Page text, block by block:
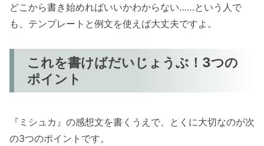
どこから書き始めればいいかわからない……という人で
も、テンプレートと例文を使えば大丈夫ですよ。
これを書けばだいじょうぶ！3つの
ポイント
『ミシュカ』の感想文を書くうえで、とくに大切なのが次
の3つのポイントです。